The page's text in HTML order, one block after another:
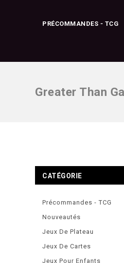
PRÉCOMMANDES - TCG
Greater Than
CATÉGORIE
Précommandes - TCG
Nouveautés
Jeux De Plateau
Jeux De Cartes
Jeux Pour Enfants